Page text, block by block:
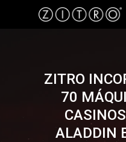
Hit enter to
ZITRO
70
ALADDIN